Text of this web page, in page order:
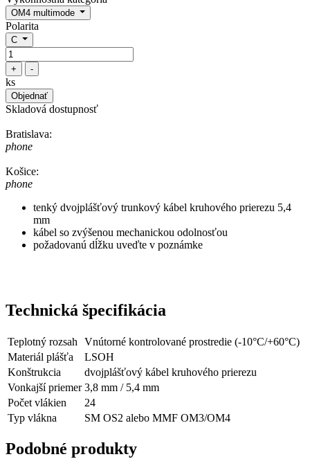
OM4 multimode
Polarita
C
+ -
ks
Objednať
Skladová dostupnosť
Bratislava:
phone
Košice:
phone
tenký dvojplášťový trunkový kábel kruhového prierezu 5,4
mm
kábel so zvýšenou mechanickou odolnosťou
požadovanú dĺžku uveďte v poznámke
Technická špecifikácia
Teplotný rozsah
Vnútorné kontrolované prostredie (-10°C/+60°C)
Materiál plášťa
LSOH
Konštrukcia
dvojplášťový kábel kruhového prierezu
Vonkajší priemer 3,8 mm / 5,4 mm
Počet vlákien
24
Typ vlákna
SM OS2 alebo MMF OM3/OM4
Podobné produkty